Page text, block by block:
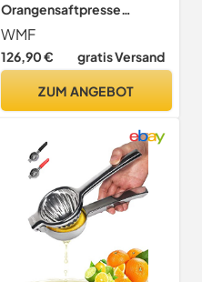
Orangensaftpresse
elektrisch, Hebel-
Zitronenpresse Edelstahl,
Limettenpresse,
Orangenpresse mit
Tropfstopp, edelstahl matt
WMF
126,90 € gratis Versand
ZUM ANGEBOT